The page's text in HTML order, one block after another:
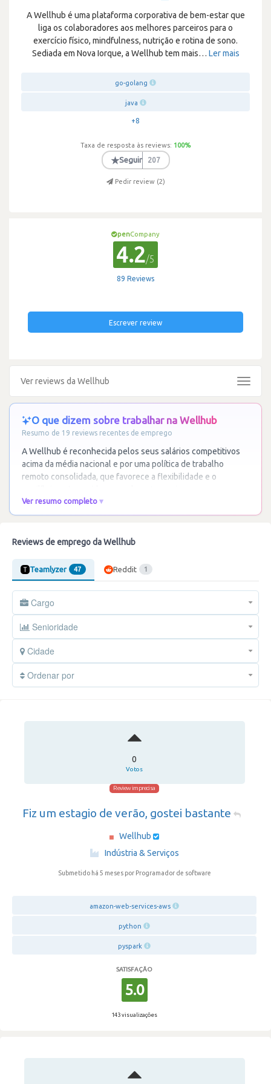
A Wellhub é uma plataforma corporativa de bem-estar que
liga os colaboradores aos melhores parceiros para o
exercício físico, mindfulness, nutrição e rotina de sono.
Sediada em Nova Iorque, a Wellhub tem mais… Ler mais
go-golang
java
+8
Taxa de resposta às reviews: 100%
★Seguir 207
Pedir review (2)
penCompany
4.2/5
89 Reviews
Escrever review
Ver reviews da Wellhub
Toggle
O que dizem sobre trabalhar na Wellhub
Resumo de 19 reviews recentes de emprego
A Wellhub é reconhecida pelos seus salários competitivos
acima da média nacional e por uma política de trabalho
remoto consolidada, que favorece a flexibilidade e o
Ver resumo completo
Reviews de emprego da Wellhub
Teamlyzer 47 Reddit 1
Cargo
Senioridade
Cidade
Ordenar por
0
Votos
Review imprecisa
Fiz um estagio de verão, gostei bastante
Wellhub
Indústria & Serviços
Submetido há 5 meses por Programador de software
amazon-web-services-aws
python
pyspark
SATISFAÇÃO
5.0
143 visualizações